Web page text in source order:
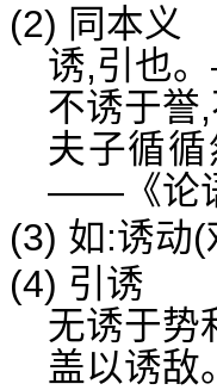
(2) 同本义
诱,引也
不诱于
夫子循
——《论
(3) 如:诱动
(4) 引诱
无诱于
盖以诱